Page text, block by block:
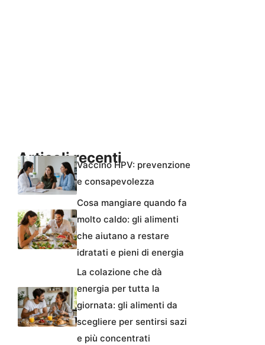
Articoli recentiVaccino HPV: prevenzione
e consapevolezza
Cosa mangiare quando fa
molto caldo: gli alimenti
che aiutano a restare
idratati e pieni di energia
La colazione che dà
energia per tutta la
giornata: gli alimenti da
scegliere per sentirsi sazi
e più concentrati